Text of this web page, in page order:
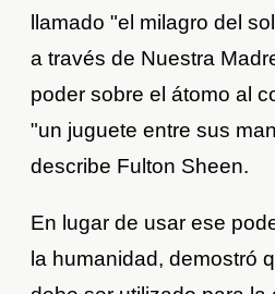
llamado "el milagro del
a través de Nuestra
poder sobre el átomo al
"un juguete entre sus
describe Fulton Sheen.
En lugar de usar ese
la humanidad, demostró